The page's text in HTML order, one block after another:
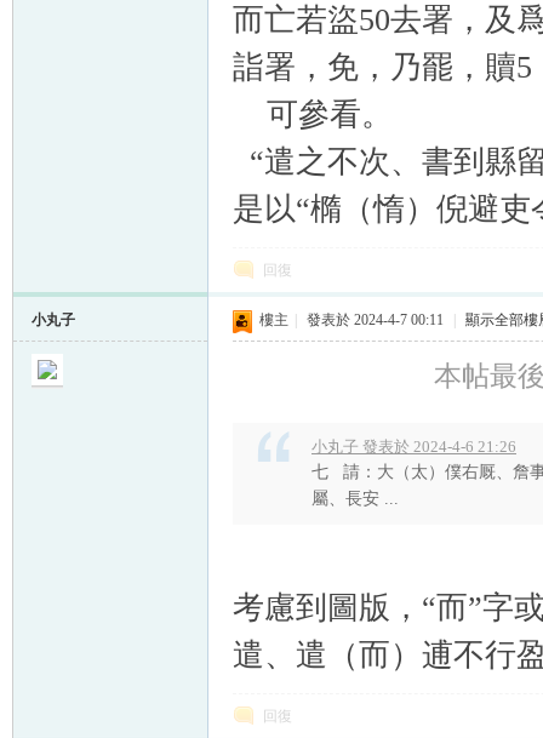
而亡若盜50去署，及
詣署，免，乃罷，贖5
可參看。
“遣之不次、書到縣
是以“橢（惰）倪避
回復
小丸子 樓主 發表於 2024-4-7 00:11 顯示全部樓
本帖最
小丸子 發表於 2024-4-6 21:26
七 請：大（太）僕右厩、詹
屬、長安 ...
考慮到圖版，“而”字
遣、遣（而）逋不行
回復